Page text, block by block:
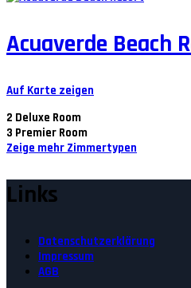
Acuaverde Beach
Auf Karte zeigen
2 Deluxe Room
3 Premier Room
Zeige mehr Zimmertypen
Links
Datenschutzerklärung
Impressum
AGB